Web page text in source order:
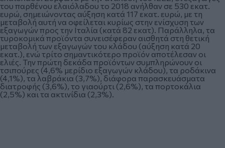
του παρθένου ελαιόλαδου το 2018 ανήλθαν σε 530 εκατ.
ευρώ, σημειώνοντας αύξηση κατά 117 εκατ. ευρώ, με τη
μεταβολή αυτή να οφείλεται κυρίως στην ενίσχυση των
εξαγωγών προς την Ιταλία (κατά 82 εκατ). Παράλληλα, τα
τυροκομικά προϊόντα συνεισέφεραν αισθητά στη θετική
μεταβολή των εξαγωγών του κλάδου (αύξηση κατά 20
εκατ.), ενώ τρίτο σημαντικότερο προϊόν αποτέλεσαν οι
ελιές. Την πρώτη δεκάδα προϊόντων συμπληρώνουν οι
τσιπούρες (4,6% μερίδιο εξαγωγών κλάδου), τα ροδάκινα
(4,1%), τα λαβράκια (3,7%), διάφορα παρασκευάσματα
διατροφής (3,6%), το γιαούρτι (2,6%), τα πορτοκάλια
(2,5%) και τα ακτινίδια (2,3%).